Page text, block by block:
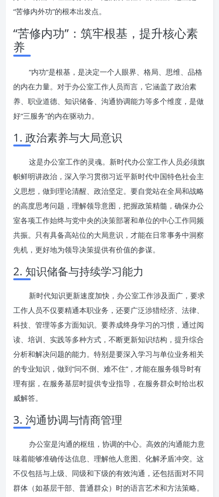
“苦修内外功”的根本出发点。
“苦修内功”：筑牢根基，提升核心素
养
“内功”是根基，是决定一个人眼界、格局、思维、品格
的内在力量。对于办公室工作人员而言，它涵盖了政治素
养、职业道德、知识储备、沟通协调能力等多个维度，是做
好“三服务”的内在驱动力。
1. 政治素养与大局意识
这是办公室工作的灵魂。新时代办公室工作人员必须旗
帜鲜明讲政治，深入学习贯彻习近平新时代中国特色社会主
义思想，做到理论清醒、政治坚定。要自觉站在全局和战略
的高度思考问题，理解领导意图，把握政策精髓，确保办公
室各项工作始终与党中央的决策部署和单位的中心工作同频
共振。只有具备高站位的大局意识，才能在日常事务中洞察
先机，更好地为领导决策提供有价值的参谋。
2. 知识储备与持续学习能力
新时代知识更新速度加快，办公室工作涉及面广，要求
工作人员不仅要精通本职业务，还要广泛涉猎经济、法律、
科技、管理等多方面知识。要养成终身学习的习惯，通过阅
读、培训、实践等多种方式，不断更新知识结构，提升综合
分析和解决问题的能力。特别是要深入学习与单位业务相关
的专业知识，做到“问不倒、难不住”，才能在服务领导时有
理有据，在服务基层时提供专业指导，在服务群众时给出权
威解答。
3. 沟通协调与情商管理
办公室是沟通的枢纽，协调的中心。高效的沟通能力意
味着能够准确传达信息、理解他人意图、化解矛盾冲突。这
不仅包括与上级、同级和下级的有效沟通，还包括面对不同
群体（如基层干部、普通群众）时的语言艺术和方法策略。